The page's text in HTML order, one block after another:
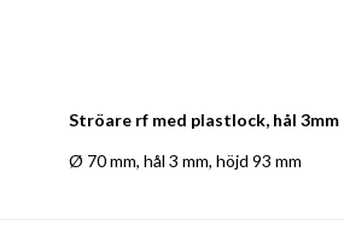
Ströare rf med plastlock, hål 3mm
Ø 70 mm, hål 3 mm, höjd 93 mm